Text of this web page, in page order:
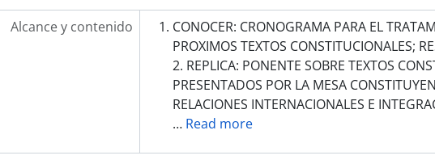
Alcance y contenido
CONOCER: CRONOGRAMA PARA EL
PROXIMOS TEXTOS CONSTITUCIONALES;
2. REPLICA: PONENTE SOBRE TEXTOS
PRESENTADOS POR LA MESA
RELACIONES INTERNACIONALES E
… Read more